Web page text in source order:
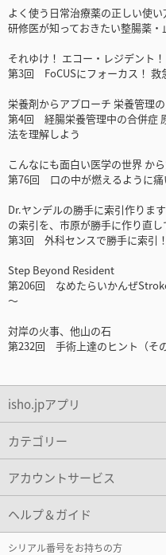
よく使う日常治療薬の正しい使い
研修医が知っておきたい整腸薬
それゆけ！ エコー・レジデント
第3回 FoCUSにフォーカス！ 救
栄養剤からアプローチ 栄養管理
第4回 経腸栄養管理中の合併症
法を理解しよう
こんなにも面白い医学の世界 か
第76回 口の中が燃えるように痛
Dr.ヤンデルの勝手に索引作りま
の索引を、市原が勝手に作り直し
第3回 外科センスで勝手に索引！
Step Beyond Resident
第206回 なめたらいかんぜ
～
対岸の火事、他山の石
第232回 手術上達のヒント（その
isho.jpアプリ
カテゴリー
アカウントサービス
ヘルプ＆ガイド
シリアル番号をお持ちの方